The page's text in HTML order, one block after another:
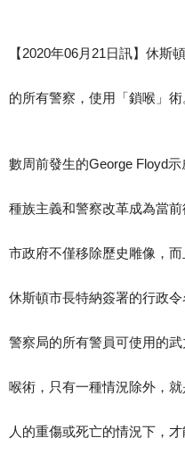
【2020年06月21日訊】休斯
的所有警察，使用「鎖喉」術
數周前發生的George Floyd
種族主義和警察改革成為當
市政府不僅移除歷史雕像，
休斯頓市長特納簽署的行政
警察局的所有警員可使用的
喉術，只有一種情況除外，
人的重傷或死亡的情況下，才